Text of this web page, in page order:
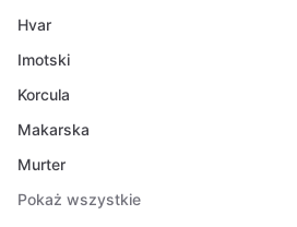
Hvar
Imotski
Korcula
Makarska
Murter
Pokaż wszystkie